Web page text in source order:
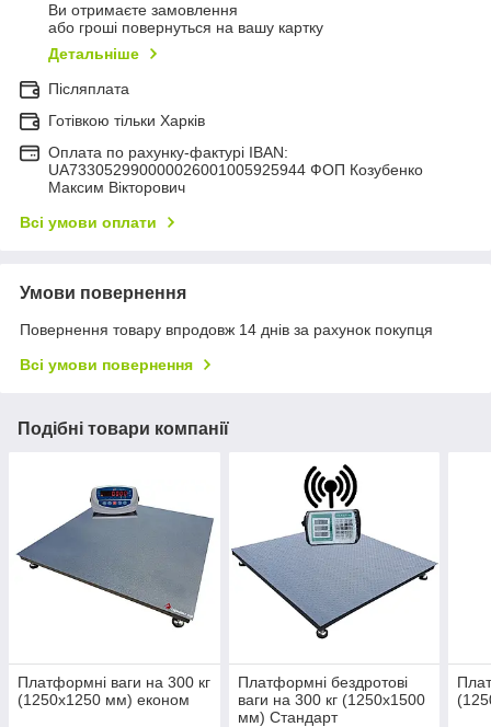
Ви отримаєте замовлення
або гроші повернуться на вашу картку
Детальніше
Післяплата
Готівкою тільки Харків
Оплата по рахунку-фактурі IBAN:
UA733052990000026001005925944 ФОП Козубенко
Максим Вікторович
Всі умови оплати
Умови повернення
Повернення товару впродовж 14 днів за рахунок покупця
Всі умови повернення
Подібні товари компанії
Платформні ваги на 300 кг
(1250х1250 мм) економ
Платформні бездротові
ваги на 300 кг (1250х1500
мм) Стандарт